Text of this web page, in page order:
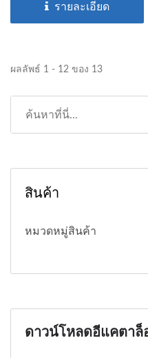
รายละเอียด
ผลลัพธ์ 1 - 12 ของ 13
สินค้า
หมวดหมู่สินค้า
ดาวน์โหลดอีแคตาล็